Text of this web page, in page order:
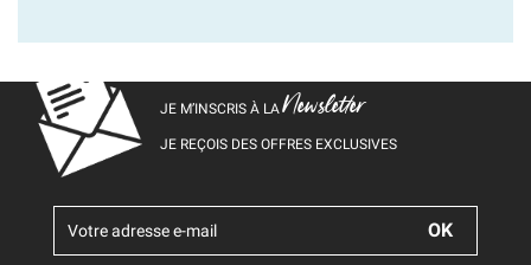
JE M’INSCRIS À LANewsletter
JE REÇOIS DES OFFRES EXCLUSIVES